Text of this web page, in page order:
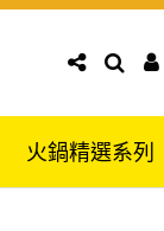
火鍋精選系列